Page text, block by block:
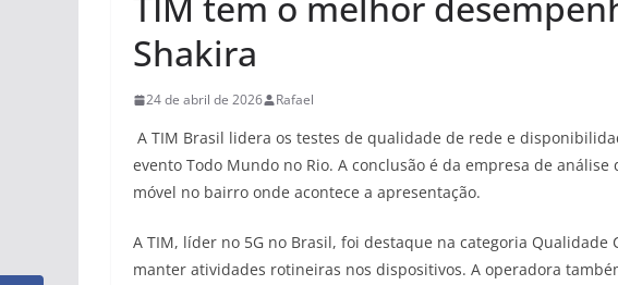
Shakira
24 de abril de 2026 Rafael
A TIM Brasil lidera os testes de qualidade de rede e
evento Todo Mundo no Rio. A conclusão é da empresa de
móvel no bairro onde acontece a apresentação.
A TIM, líder no 5G no Brasil, foi destaque na categoria
manter atividades rotineiras nos dispositivos. A operadora